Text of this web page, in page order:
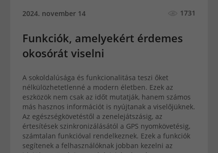
2024. november 14 1731
Funkciók, amelyekért érdemes
okosórát viselni
A sokoldalúsága és funkcionalitása teszi őket
nélkülözhetetlenné a modern életben. Ezek az
eszközök nem csak az időt mutatják, hanem számos
más hasznos információt is nyújtanak a viselőjüknek.
Az egészségkövetéstől a zenelejátszásig, az
értesítések szinkronizálásától a GPS nyomkövetésig,
számtalan funkcióval rendelkeznek. Ezek a funkciók
segítenek a felhasználóknak jobban kezelni az